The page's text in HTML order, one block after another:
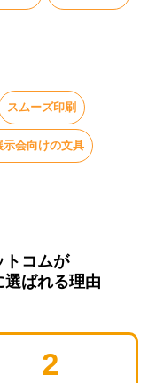
スムーズ印刷
示会向けの文具
トコムが
ばれる理由
2